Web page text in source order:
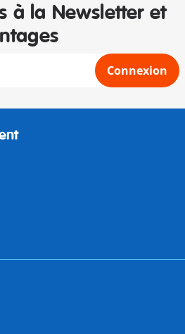
à la Newsletter et
Connexion